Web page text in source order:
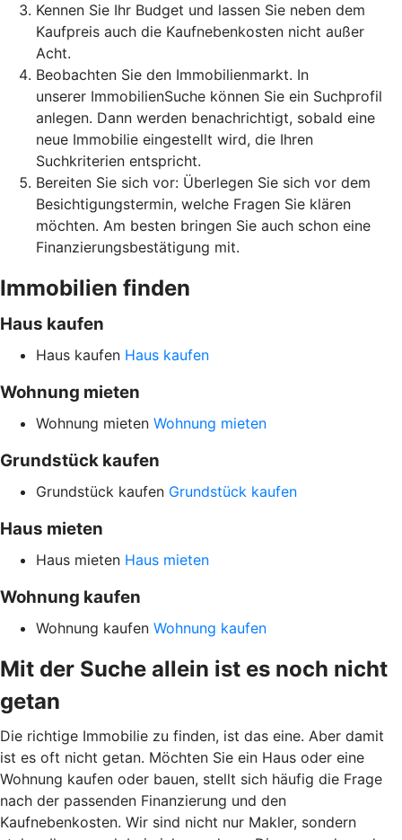
Kennen Sie Ihr Budget und lassen Sie neben dem
Kaufpreis auch die Kaufnebenkosten nicht außer
Acht.
Beobachten Sie den Immobilienmarkt. In
unserer ImmobilienSuche können Sie ein Suchprofil
anlegen. Dann werden benachrichtigt, sobald eine
neue Immobilie eingestellt wird, die Ihren
Suchkriterien entspricht.
Bereiten Sie sich vor: Überlegen Sie sich vor dem
Besichtigungstermin, welche Fragen Sie klären
möchten. Am besten bringen Sie auch schon eine
Finanzierungsbestätigung mit.
Immobilien finden
Haus kaufen
Haus kaufen Haus kaufen
Wohnung mieten
Wohnung mieten Wohnung mieten
Grundstück kaufen
Grundstück kaufen Grundstück kaufen
Haus mieten
Haus mieten Haus mieten
Wohnung kaufen
Wohnung kaufen Wohnung kaufen
Mit der Suche allein ist es noch nicht
getan
Die richtige Immobilie zu finden, ist das eine. Aber damit
ist es oft nicht getan. Möchten Sie ein Haus oder eine
Wohnung kaufen oder bauen, stellt sich häufig die Frage
nach der passenden Finanzierung und den
Kaufnebenkosten. Wir sind nicht nur Makler, sondern